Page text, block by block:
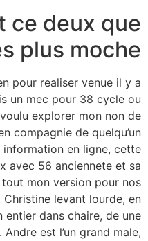
ce deux que
plus moche
pour realiser venue il y a
un mec pour 38 cycle ou
explorer mon non de
compagnie de quelqu’un
en ligne, cette
avec 56 anciennete et sa
mon version pour nos
levant lourde, en
dans chaire, de une
est l’un grand male,